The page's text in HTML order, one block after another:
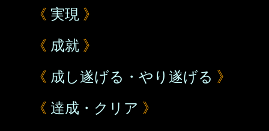
《 実現 》
《 成就 》
《 成し遂げる・やり遂げる 》
《 達成・クリア 》